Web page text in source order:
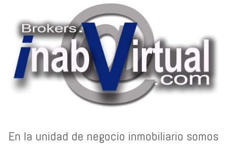
En la unidad de negocio inmobiliario somos